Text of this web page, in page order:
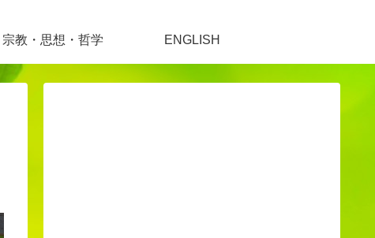
宗教・思想・哲学 ENGLISH